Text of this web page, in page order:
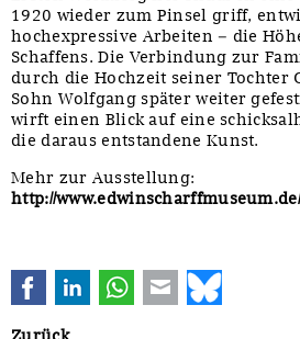
1920 wieder zum Pinsel griff,
hochexpressive Arbeiten – die
Schaffens. Die Verbindung zur
durch die Hochzeit seiner Tochter
Sohn Wolfgang später weiter
wirft einen Blick auf eine
die daraus entstandene Kunst.
Mehr zur Ausstellung:
http://www.edwinscharffmuseum.de/
FacebookLinkedInWhatsApp
E-mail